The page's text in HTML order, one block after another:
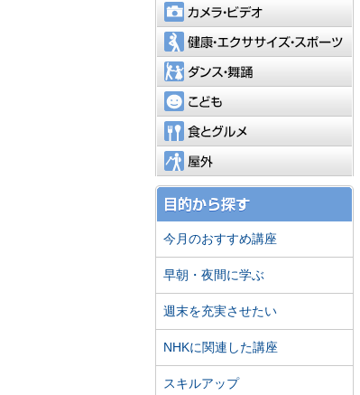
今月のおすすめ講座
早朝・夜間に学ぶ
週末を充実させたい
NHKに関連した講座
スキルアップ